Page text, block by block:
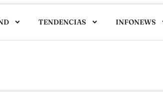
TENDENCIAS INFONEWS